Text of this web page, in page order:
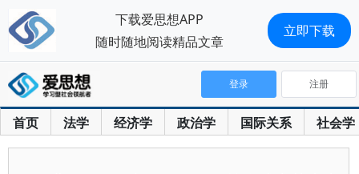
首页 法学 经济学 政治学 国际关系 社会学
登录 注册
下载爱思想APP
随时随地阅读精品文章
立即下载